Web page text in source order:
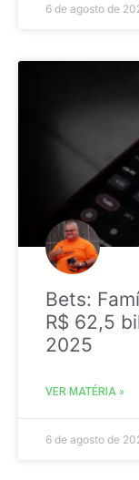
6 de agosto de
Bets:
R$ 62,5
2025
VER MATÉRIA »
6 de agosto de